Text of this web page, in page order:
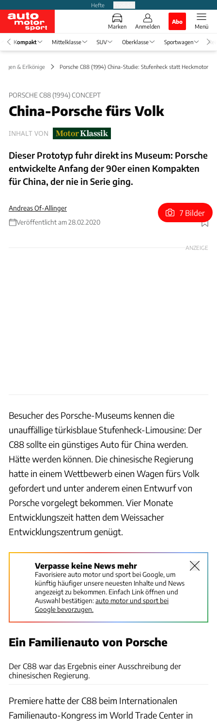
Hefte
Marken Anmelden
Abo
Menü
Kompakt Mittelklasse SUV Oberklasse Sportwagen
& Erlkönige Porsche C88 (1994) China-Studie: Stufenheck statt Heckmotor
PORSCHE C88 (1994) CONCEPT
China-Porsche fürs Volk
INHALT VON
Dieser Prototyp fuhr direkt ins Museum: Porsche
entwickelte Anfang der 90er einen Kompakten
für China, der nie in Serie ging.
Andreas Of-Allinger
Veröffentlicht am 28.02.2020
Foto: Porsche
7 Bilder
ANZEIGE
Besucher des Porsche-Museums kennen die
unauffällige türkisblaue Stufenheck-Limousine: Der
C88 sollte ein günstiges Auto für China werden.
Hätte werden können. Die chinesische Regierung
hatte in einem Wettbewerb einen Wagen fürs Volk
gefordert und unter anderem einen Entwurf von
Porsche vorgelegt bekommen. Vier Monate
Entwicklungszeit hatten dem Weissacher
Entwicklungszentrum genügt.
Verpasse keine News mehr
Favorisiere auto motor und sport bei Google, um
künftig häufiger unsere neuesten Inhalte und News
angezeigt zu bekommen. Einfach Link öffnen und
Auswahl bestätigen:auto motor und sport bei
Google bevorzugen.
Ein Familienauto von Porsche
Der C88 war das Ergebnis einer Ausschreibung der
chinesischen Regierung.
Premiere hatte der C88 beim Internationalen
Familienauto-Kongress im World Trade Center in